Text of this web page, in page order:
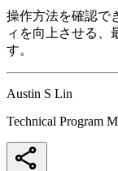
操作方法を確認で
ィを向上させる、
す。
Austin S Lin
Technical Program